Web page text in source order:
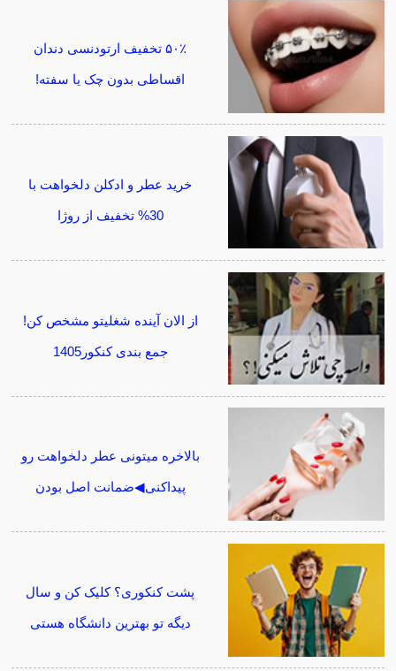
۵۰٪ تخفیف ارتودنسی دندان
اقساطی بدون چک یا سفته!
خرید عطر و ادکلن دلخواهت با
30% تخفیف از روژا
از الان آینده شغلیتو مشخص کن!
جمع بندی کنکور1405
بالاخره میتونی عطر دلخواهت رو
پیداکنی◀ضمانت اصل بودن
پشت کنکوری؟ کلیک کن و سال
دیگه تو بهترین دانشگاه هستی